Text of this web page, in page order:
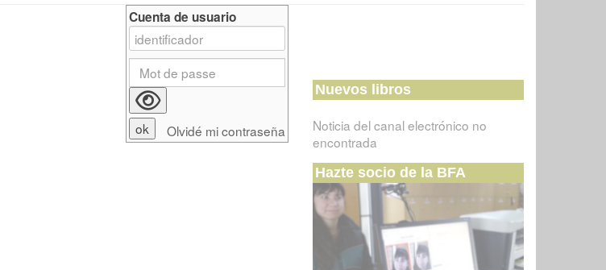
Cuenta de usuario
Olvidé mi contraseña
Nuevos libros
Noticia del canal electrónico no
encontrada
Hazte socio de la BFA